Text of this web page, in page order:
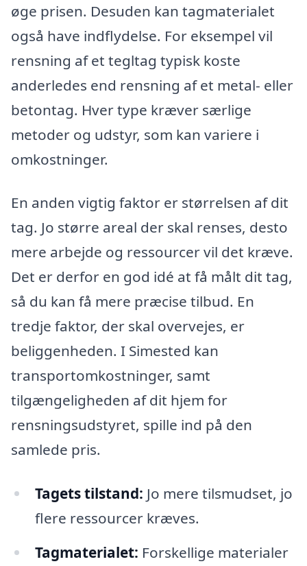
øge prisen. Desuden kan tagmaterialet
også have indflydelse. For eksempel vil
rensning af et tegltag typisk koste
anderledes end rensning af et metal- eller
betontag. Hver type kræver særlige
metoder og udstyr, som kan variere i
omkostninger.
En anden vigtig faktor er størrelsen af dit
tag. Jo større areal der skal renses, desto
mere arbejde og ressourcer vil det kræve.
Det er derfor en god idé at få målt dit tag,
så du kan få mere præcise tilbud. En
tredje faktor, der skal overvejes, er
beliggenheden. I Simested kan
transportomkostninger, samt
tilgængeligheden af dit hjem for
rensningsudstyret, spille ind på den
samlede pris.
Tagets tilstand: Jo mere tilsmudset, jo
flere ressourcer kræves.
Tagmaterialet: Forskellige materialer